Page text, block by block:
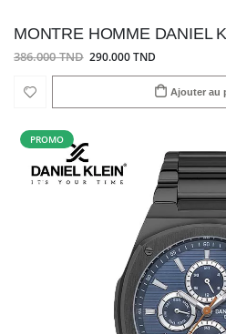
MONTRE HOMME DANIEL
386.000 TND 290.000 TND
Ajouter au
PROMO